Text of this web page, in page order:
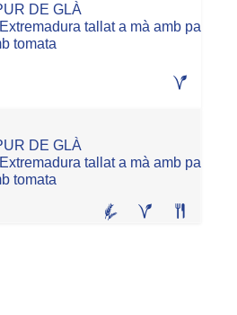
DE GLÀ
tallat a mà amb pa
tomata
DE GLÀ
tallat a mà amb pa
tomata